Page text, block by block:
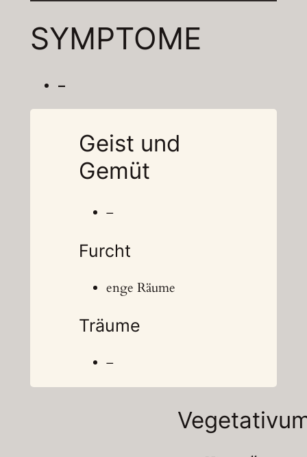
SYMPTOME
–
Geist und
Gemüt
–
Furcht
enge Räume
Träume
–